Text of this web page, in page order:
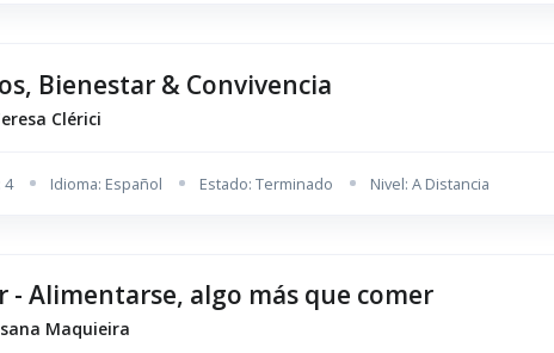
Bienestar & Convivencia
Clérici
4 Idioma: Español Estado: Terminado Nivel: A Distancia
- Alimentarse, algo más que comer
Maquieira